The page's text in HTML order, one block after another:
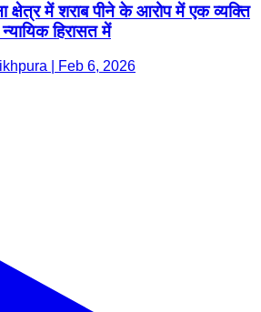
क्षेत्र में शराब पीने के आरोप में एक व्यक्ति
हिरासत में
| Feb 6, 2026